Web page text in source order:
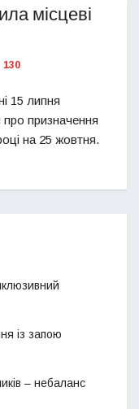
місцеві
130
15 липня
призначення
на 25 жовтня.
із запою
– небаланс